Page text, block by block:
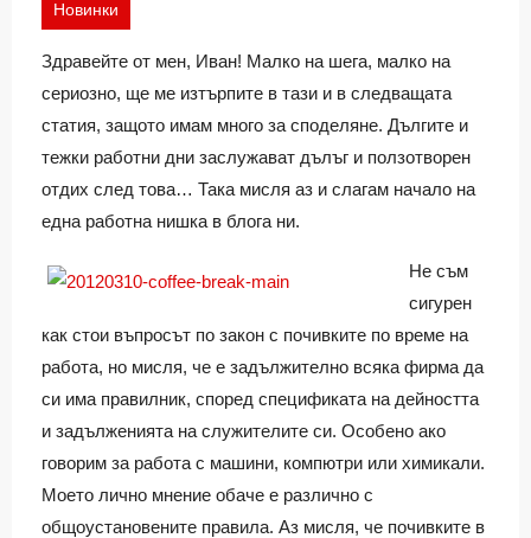
Новинки
Здравейте от мен, Иван! Малко на шега, малко на
сериозно, ще ме изтърпите в тази и в следващата
статия, защото имам много за споделяне. Дългите и
тежки работни дни заслужават дълъг и ползотворен
отдих след това… Така мисля аз и слагам начало на
една работна нишка в блога ни.
Не съм
сигурен
как стои въпросът по закон с почивките по време на
работа, но мисля, че е задължително всяка фирма да
си има правилник, според спецификата на дейността
и задълженията на служителите си. Особено ако
говорим за работа с машини, компютри или химикали.
Моето лично мнение обаче е различно с
общоустановените правила. Аз мисля, че почивките в